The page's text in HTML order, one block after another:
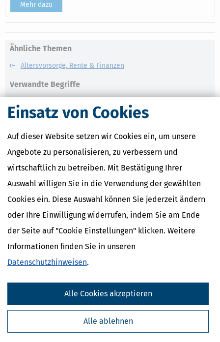
Einsatz von Cookies
Auf dieser Website setzen wir Cookies ein, um unsere
Angebote zu personalisieren, zu verbessern und
wirtschaftlich zu betreiben. Mit Bestätigung Ihrer
Auswahl willigen Sie in die Verwendung der gewählten
Cookies ein. Diese Auswahl können Sie jederzeit ändern
oder Ihre Einwilligung widerrufen, indem Sie am Ende
der Seite auf "Cookie Einstellungen" klicken. Weitere
Informationen finden Sie in unseren
Datenschutzhinweisen.
Alle ablehnen
Alle Cookies akzeptieren
Mehr dazu
Ähnliche Themen
Altersvorsorge, Rente & Finanzen
Verwandte Begriffe
Einkünfte aus Kapitalvermögen
Zinsabschlag
Kostenlose Steuertipps & News
Absenden
Steuertipps Selbstständige